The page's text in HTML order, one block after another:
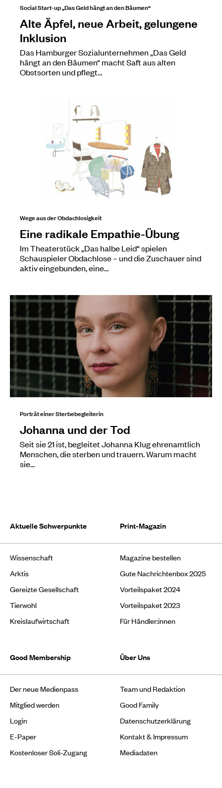
Social Start-up „Das Geld hängt an den Bäumen“
Alte Äpfel, neue Arbeit, gelungene
Inklusion
Das Hamburger Sozialunternehmen „Das Geld
hängt an den Bäumen“ macht Saft aus alten
Obstsorten und pflegt…
Wege aus der Obdachlosigkeit
Eine radikale Empathie-Übung
Im Theaterstück „Das halbe Leid“ spielen
Schauspieler Obdachlose – und die Zuschauer sind
aktiv eingebunden, eine…
Porträt einer Sterbebegleiterin
Johanna und der Tod
Seit sie 21 ist, begleitet Johanna Klug ehrenamtlich
Menschen, die sterben und trauern. Warum macht
sie…
Aktuelle Schwerpunkte
Wissenschaft
Arktis
Gereizte Gesellschaft
Tierwohl
Kreislaufwirtschaft
Print-Magazin
Magazine bestellen
Gute Nachrichtenbox 2025
Vorteilspaket 2024
Vorteilspaket 2023
Für Händler:innen
Good Membership
Der neue Medienpass
Mitglied werden
Login
E-Paper
Kostenloser Soli-Zugang
Über Uns
Team und Redaktion
Good Family
Datenschutzerklärung
Kontakt & Impressum
Mediadaten